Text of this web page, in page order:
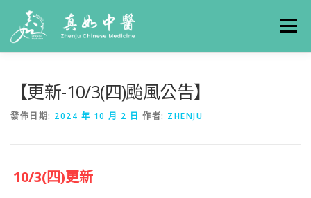
選單
【更新-10/3(四)颱風公告】
發佈日期: 2024 年 10 月 2 日 作者: ZHENJU
10/3(四)更新